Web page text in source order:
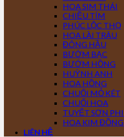
HOA SIM THÁI
CHIỀU TÍM
PHÚC LỘC THỌ
HOA LÀI TRÂU
ĐÔNG HẦU
BƯỚM BẠC
BƯỚM HỒNG
HUỲNH ANH
HOA HỒNG
CHUỐI MỎ KÉT
CHUỐI HOA
TUYẾT SƠN
HOA KIM
LIÊN HỆ